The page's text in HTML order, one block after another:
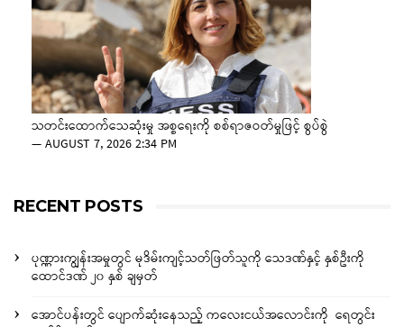
သတင်းထောက်သေဆုံးမှု အစ္စရေးကို စစ်ရာဇဝတ်မှုဖြင့် စွပ်စွဲ
—AUGUST 7, 2026 2:34 PM
RECENT POSTS
ပုဏ္ဏားကျွန်းအမှုတွင် မုဒိမ်းကျင့်သတ်ဖြတ်သူကို သေဒဏ်နှင့် နှစ်ဦးကို
ထောင်ဒဏ် ၂၀ နှစ် ချမှတ်
အောင်ပန်းတွင် ပျောက်ဆုံးနေသည့် ကလေးငယ်အလောင်းကို ရေတွင်း